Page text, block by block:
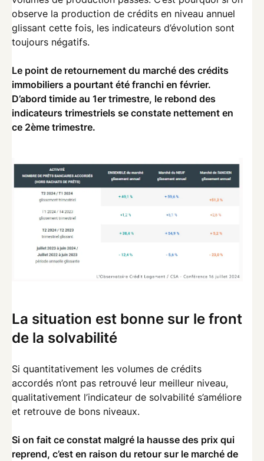
observe la production de crédits en niveau annuel
glissant cette fois, les indicateurs d’évolution sont
toujours négatifs.
Le point de retournement du marché des crédits
immobiliers a pourtant été franchi en février.
D’abord timide au 1er trimestre, le rebond des
indicateurs trimestriels se constate nettement en
ce 2ème trimestre.
La situation est bonne sur le front
de la solvabilité
Si quantitativement les volumes de crédits
accordés n’ont pas retrouvé leur meilleur niveau,
qualitativement l’indicateur de solvabilité s’améliore
et retrouve de bons niveaux.
Si on fait ce constat malgré la hausse des prix qui
reprend, c’est en raison du retour sur le marché de